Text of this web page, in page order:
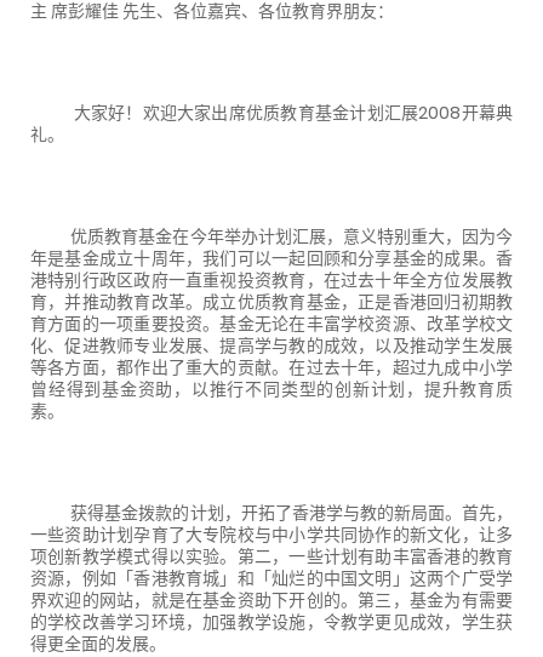
主 席彭耀佳 先生、各位嘉宾、各位教育界朋友：
大家好！欢迎大家出席优质教育基金计划汇展2008开幕典
礼。
优质教育基金在今年举办计划汇展，意义特别重大，因为今
年是基金成立十周年，我们可以一起回顾和分享基金的成果。香
港特别行政区政府一直重视投资教育，在过去十年全方位发展教
育，并推动教育改革。成立优质教育基金，正是香港回归初期教
育方面的一项重要投资。基金无论在丰富学校资源、改革学校文
化、促进教师专业发展、提高学与教的成效，以及推动学生发展
等各方面，都作出了重大的贡献。在过去十年，超过九成中小学
曾经得到基金资助，以推行不同类型的创新计划，提升教育质
素。
获得基金拨款的计划，开拓了香港学与教的新局面。首先，
一些资助计划孕育了大专院校与中小学共同协作的新文化，让多
项创新教学模式得以实验。第二，一些计划有助丰富香港的教育
资源，例如「香港教育城」和「灿烂的中国文明」这两个广受学
界欢迎的网站，就是在基金资助下开创的。第三，基金为有需要
的学校改善学习环境，加强教学设施，令教学更见成效，学生获
得更全面的发展。